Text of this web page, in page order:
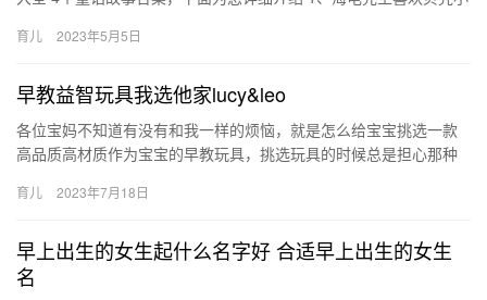
育儿 2023年5月5日
早教益智玩具我选他家lucy&leo
各位宝妈不知道有没有和我一样的烦恼，就是怎么给宝宝挑选一款
高品质高材质作为宝宝的早教玩具，挑选玩具的时候总是担心那种
一样…
育儿 2023年7月18日
早上出生的女生起什么名字好 合适早上出生的女生
名